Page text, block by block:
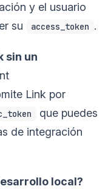
y el usuario
su
access_token .
sin un
Link por
que puedes
de integración
local?